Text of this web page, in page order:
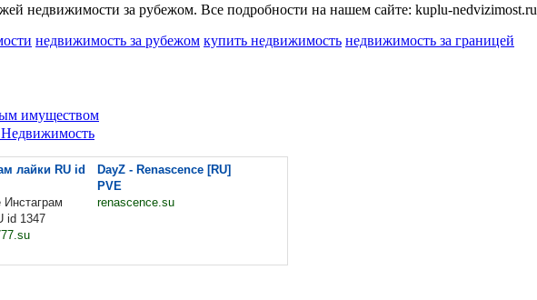
недвижимости за рубежом. Все подробности на нашем сайте: kuplu-nedvizimost.ru
недвижимость за рубежом купить недвижимость недвижимость за границей
имуществом
лайки RU id
id 1347
DayZ - Renascence [RU]
PVE
renascence.su